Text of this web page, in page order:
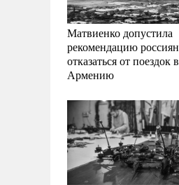
Матвиенко допустила
рекомендацию
отказаться от поездок в
Армению